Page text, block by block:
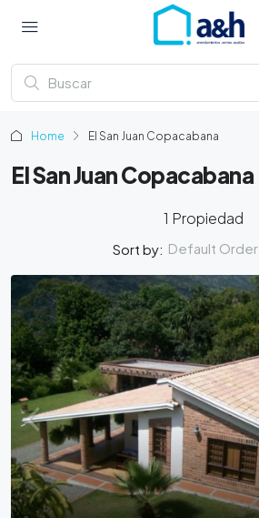
Home El San Juan Copacabana
El San Juan Copacabana
1 Propiedad
Sort by: Default Order